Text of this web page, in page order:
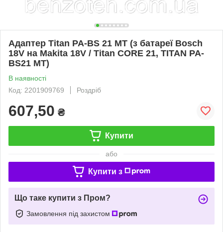
Адаптер Titan PA-BS 21 MT (з батареї Bosch
18V на Makita 18V / Titan CORE 21, TITAN PA-
BS21 MT)
В наявності
Код: 2201909769
Роздріб
607,50 ₴
Купити
або
Купити з
Що таке купити з Пром?
Замовлення під захистом